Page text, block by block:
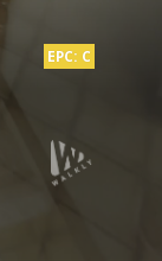
EPC: C